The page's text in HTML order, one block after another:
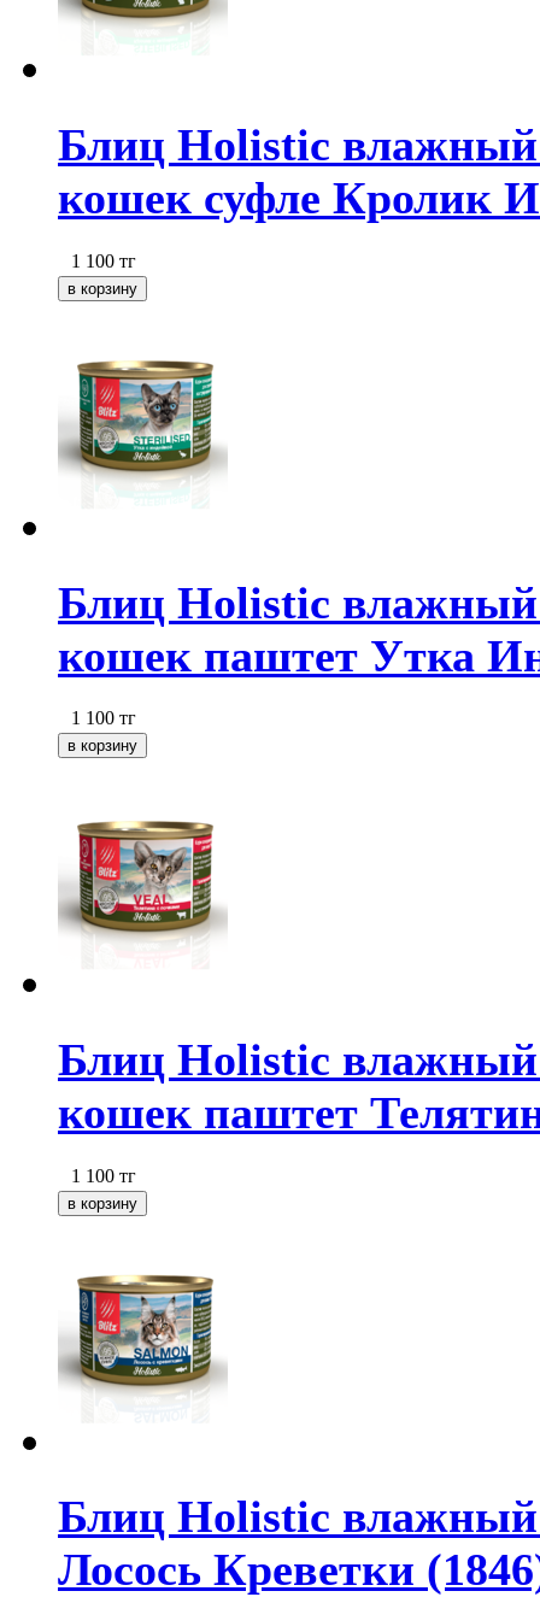
Блиц Holistic влажный
кошек суфле Кролик
1 100 тг
Блиц Holistic влажный
кошек паштет Утка
1 100 тг
Блиц Holistic влажный
кошек паштет
1 100 тг
Блиц Holistic влажный
Лосось Креветки